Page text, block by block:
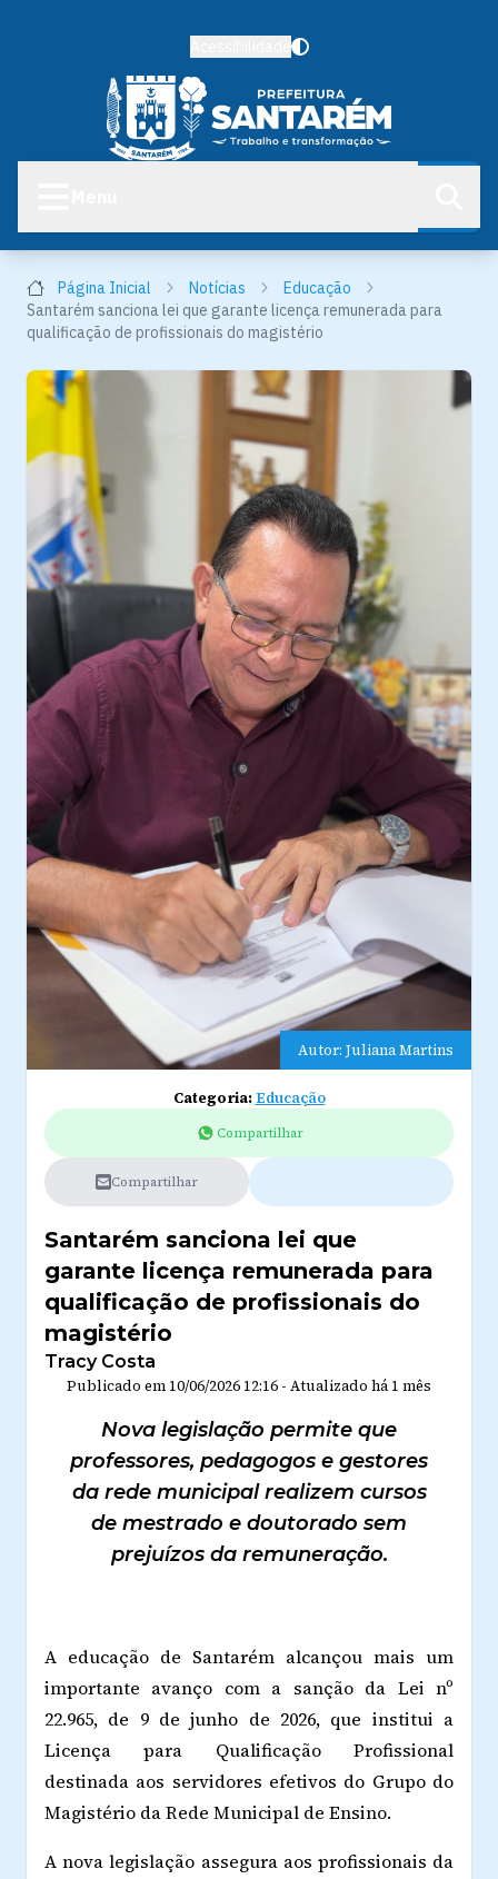
Página Inicial Notícias
Educação
Santarém sanciona lei que garante licença remunerada para
qualificação de profissionais do magistério
Autor: Juliana Martins
Categoria:Educação
Compartilhar
Compartilhar
Santarém sanciona lei que
garante licença remunerada para
qualificação de profissionais do
magistério
Tracy Costa
Publicado em 10/06/2026 12:16 - Atualizado há 1 mês
Nova legislação permite que
professores, pedagogos e gestores
da rede municipal realizem cursos
de mestrado e doutorado sem
prejuízos da remuneração.
A educação de Santarém alcançou mais um
importante avanço com a sanção da Lei nº
22.965, de 9 de junho de 2026, que institui a
Licença para Qualificação Profissional
destinada aos servidores efetivos do Grupo do
Magistério da Rede Municipal de Ensino.
A nova legislação assegura aos profissionais da